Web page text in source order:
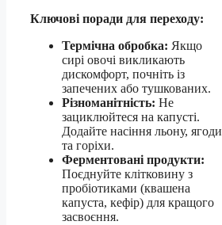
Ключові поради для переходу:
Термічна обробка: Якщо
сирі овочі викликають
дискомфорт, почніть із
запечених або тушкованих.
Різноманітність: Не
зациклюйтеся на капусті.
Додайте насіння льону, ягоди
та горіхи.
Ферментовані продукти:
Поєднуйте клітковину з
пробіотиками (квашена
капуста, кефір) для кращого
засвоєння.